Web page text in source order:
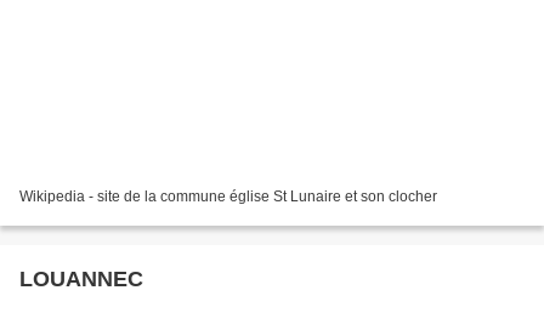
Wikipedia - site de la commune église St Lunaire et son clocher
LOUANNEC